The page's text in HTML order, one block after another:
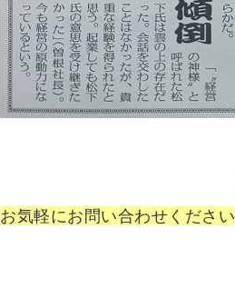
お気軽にお問い合わせください